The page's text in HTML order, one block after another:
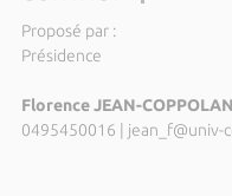
Proposé par :
Présidence
Florence JEAN-
0495450016
jean_f@univ-